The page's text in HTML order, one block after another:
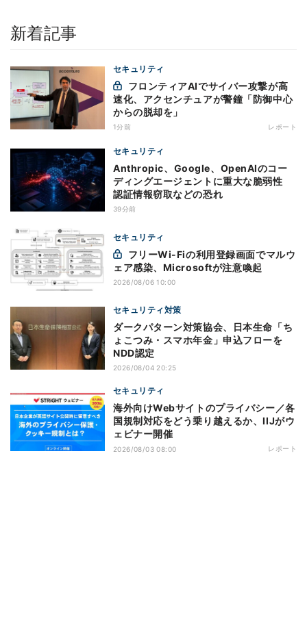
新着記事
セキュリティ
速化、アクセンチュアが警鐘「防御中心
からの脱却を」
1分前 レポート
セキュリティ
Anthropic、Google、OpenAIのコー
ディングエージェントに重大な脆弱性
認証情報窃取などの恐れ
39分前
セキュリティ
ェア感染、Microsoftが注意喚起
2026/08/06 10:00
セキュリティ対策
ダークパターン対策協会、日本生命「ち
ょこつみ・スマホ年金」申込フローを
NDD認定
2026/08/04 20:25
セキュリティ
海外向けWebサイトのプライバシー／各
国規制対応をどう乗り越えるか、IIJがウ
ェビナー開催
2026/08/03 08:00 レポート